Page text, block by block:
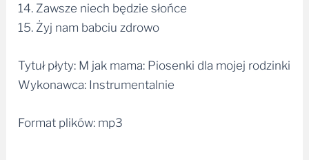
14. Zawsze niech będzie słońce
15. Żyj nam babciu zdrowo
Tytuł płyty: M jak mama: Piosenki dla mojej rodzinki
Wykonawca: Instrumentalnie
Format plików: mp3